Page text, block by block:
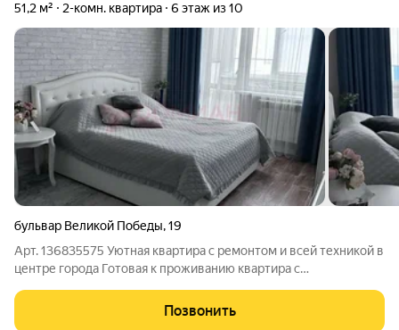
51,2 м² 2-комн. квартира 6 этаж из 10
бульвар Великой Победы,19
Арт. 136835575 Уютная квартира с ремонтом и всей техникой в
центре города Готовая к проживанию квартира с
техники. Объект полностью юридически чист: длительное
владение, отсутствие прописанных лиц
Позвонить